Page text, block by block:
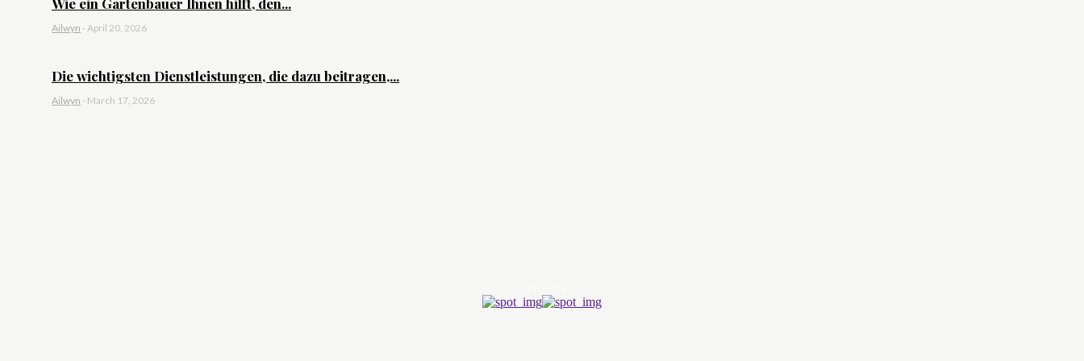
Ailwyn -April 20, 2026
Die wichtigsten Dienstleistungen, die dazu beitragen,...
Ailwyn - March 17, 2026